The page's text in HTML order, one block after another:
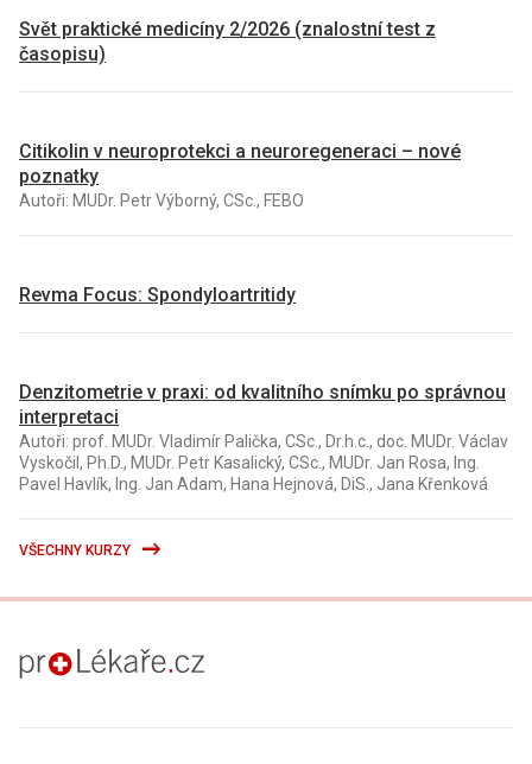
Svět praktické medicíny 2/2026 (znalostní test z
časopisu)
Citikolin v neuroprotekci a neuroregeneraci – nové
poznatky
Autoři: MUDr. Petr Výborný, CSc., FEBO
Revma Focus: Spondyloartritidy
Denzitometrie v praxi: od kvalitního snímku po správnou
interpretaci
Autoři: prof. MUDr. Vladimír Palička, CSc., Dr.h.c., doc. MUDr. Václav
Vyskočil, Ph.D., MUDr. Petr Kasalický, CSc., MUDr. Jan Rosa, Ing.
Pavel Havlík, Ing. Jan Adam, Hana Hejnová, DiS., Jana Křenková
VŠECHNY KURZY
proLékaře.cz